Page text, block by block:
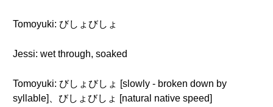
Tomoyuki: びしょびしょ
Jessi: wet through, soaked
Tomoyuki: びしょびしょ [slowly - broken down by
syllable]、びしょびしょ [natural native speed]